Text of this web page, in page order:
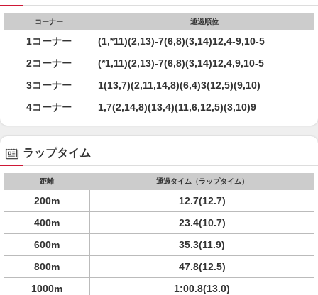
コーナー 通過順位
1コーナー
(1,*11)(2,13)-7(6,8)(3,14)12,4-9,10-5
2コーナー
(*1,11)(2,13)-7(6,8)(3,14)12,4,9,10-5
3コーナー
1(13,7)(2,11,14,8)(6,4)3(12,5)(9,10)
4コーナー
1,7(2,14,8)(13,4)(11,6,12,5)(3,10)9
ラップタイム
距離 通過タイム（ラップタイム）
200m
12.7(12.7)
400m
23.4(10.7)
600m
35.3(11.9)
800m
47.8(12.5)
1000m
1:00.8(13.0)